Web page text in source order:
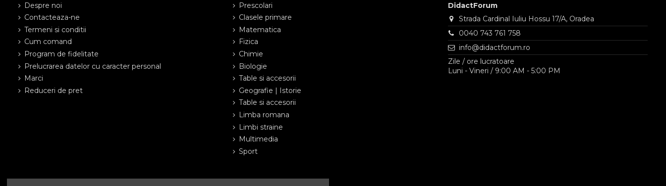
Despre noi
Contacteaza-ne
Termeni si conditii
Cum comand
Program de fidelitate
Prelucrarea datelor cu caracter personal
Marci
Reduceri de pret
Prescolari
Clasele primare
Matematica
Fizica
Chimie
Biologie
Table si accesorii
Geografie | Istorie
Table si accesorii
Limba romana
Limbi straine
Multimedia
Sport
DidactForum
Strada Cardinal Iuliu Hossu 17/A, Oradea
0040 743 761 758
info@didactforum.ro
Zile / ore lucratoare
Luni - Vineri / 9:00 AM - 5:00 PM